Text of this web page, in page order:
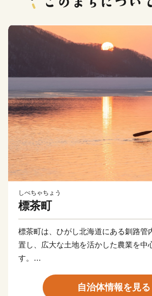
しべちゃちょう
標茶町
標茶町は、ひがし北海道にある釧路管
置し、広大な土地を活かした農業を中
す。
森国定公園の大自然に囲まれており、
自治体情報を見る